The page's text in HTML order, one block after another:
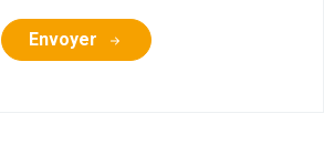
Envoyer